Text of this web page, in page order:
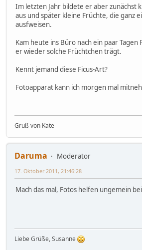
Im letzten Jahr bildete er aber zunächst
aus und später kleine Früchte, die ganz
ausfweisen.
Kam heute ins Büro nach ein paar Tagen
er wieder solche Früchtchen trägt.
Kennt jemand diese Ficus-Art?
Fotoapparat kann ich morgen mal
Gruß von Kate
Daruma
Moderator
17. Oktober 2011, 21:46:28
Mach das mal, Fotos helfen ungemein
Liebe Grüße, Susanne